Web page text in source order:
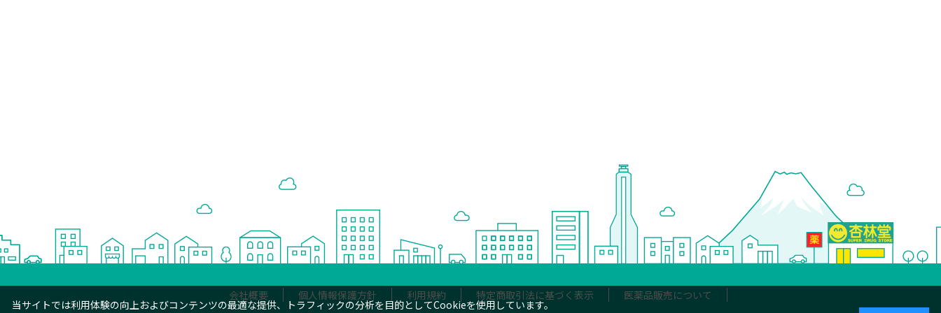
会社概要 個人情報保護方針 利用規約 特定商取引法に基づく表示 医薬品販売について
当サイトでは利用体験の向上およびコンテンツの最適な提供、トラフィックの分析を目的としてCookieを使用しています。